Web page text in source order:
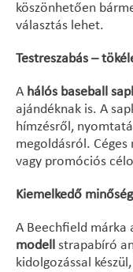
köszönhetően
választás lehet.
Testreszabás –
A hálós baseball
ajándéknak is. A
hímzésről,
megoldásról.
vagy promóciós
Kiemelkedő
A Beechfield márka
modell strapabíró
kidolgozással